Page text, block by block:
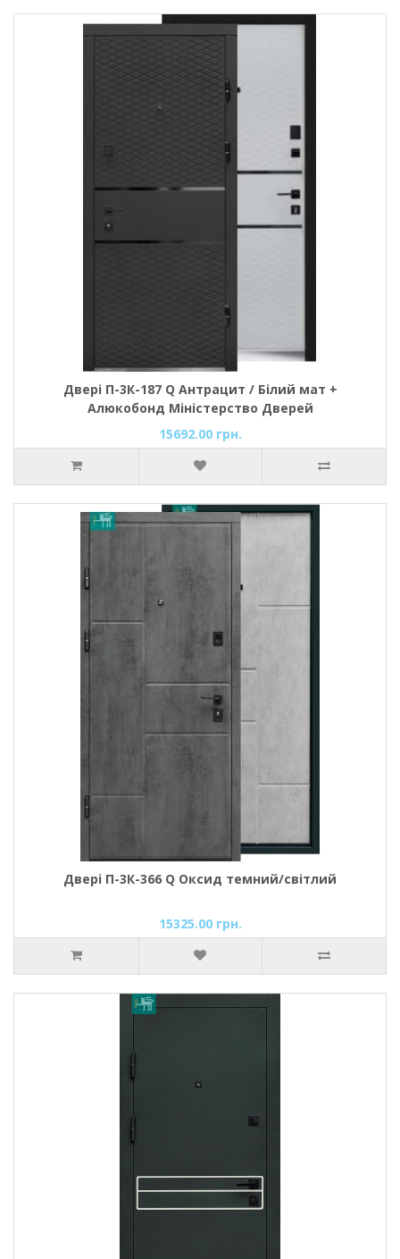
Двері П-3К-187 Q Антрацит / Білий мат +
Алюкобонд Міністерство Дверей
15692.00 грн.
Двері П-3К-366 Q Оксид темний/світлий
15325.00 грн.